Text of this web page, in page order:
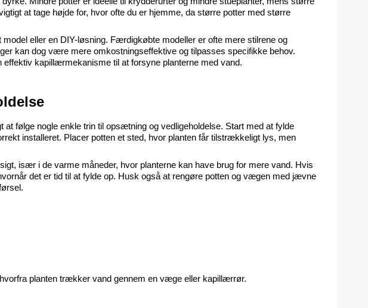
at tage højde for, hvor ofte du er hjemme, da større potter med større
eller en DIY-løsning. Færdigkøbte modeller er ofte mere stilrene og
kan dog være mere omkostningseffektive og tilpasses specifikke behov.
kapillærmekanisme til at forsyne planterne med vand.
følge nogle enkle trin til opsætning og vedligeholdelse. Start med at fylde
installeret. Placer potten et sted, hvor planten får tilstrækkeligt lys, men
især i de varme måneder, hvor planterne kan have brug for mere vand. Hvis
det er tid til at fylde op. Husk også at rengøre potten og vægen med jævne
planten trækker vand gennem en væge eller kapillærrør.